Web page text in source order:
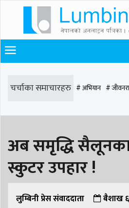
चर्चाका समाचारहरु # अभियान #
# समाज रूपान्तरण # चौराह हस्पिटल #
# मृत्यु # सडक दुर्घटना # आधुनिक समाज
# समृद्धि एकेडेमी # काङ्ग्रेस # नेपाली कांग्रेस
# रुपन्देही # रुपन्देही २ # नेकपा # रुपन्देही १
अब समृद्धि
स्कुटर उपहार !
लुम्बिनी प्रेस संवाददाता
बैशाख